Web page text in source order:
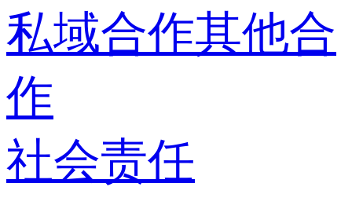
私域合作其他合
作
社会责任